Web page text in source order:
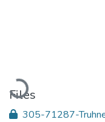
Loading...
Files
305-71287-